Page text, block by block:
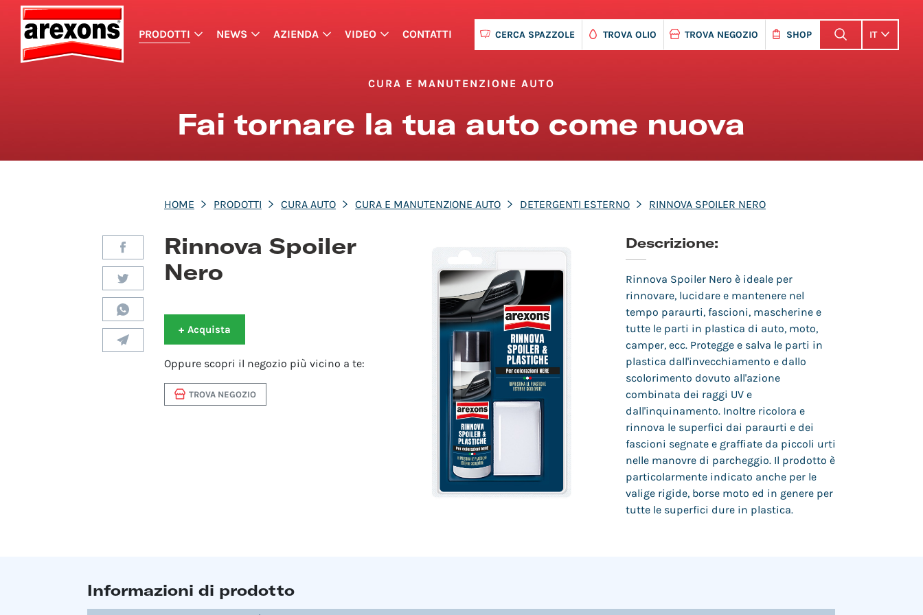
PRODOTTI NEWS AZIENDA VIDEO CONTATTI CERCA SPAZZOLE TROVA OLIO TROVA NEGOZIO SHOP IT
CURA E MANUTENZIONE AUTO
Fai tornare la tua auto come nuova
HOME PRODOTTI CURA AUTO CURA E MANUTENZIONE AUTO DETERGENTI ESTERNO RINNOVA SPOILER NERO
Rinnova Spoiler
Nero
+ Acquista
Oppure scopri il negozio più vicino a te:
TROVA NEGOZIO
Descrizione:
Rinnova Spoiler Nero è ideale per
rinnovare, lucidare e mantenere nel
tempo paraurti, fascioni, mascherine e
tutte le parti in plastica di auto, moto,
camper, ecc. Protegge e salva le parti in
plastica dall'invecchiamento e dallo
scolorimento dovuto all'azione
combinata dei raggi UV e
dall'inquinamento. Inoltre ricolora e
rinnova le superfici dai paraurti e dei
fascioni segnate e graffiate da piccoli urti
nelle manovre di parcheggio. Il prodotto è
particolarmente indicato anche per le
valige rigide, borse moto ed in genere per
tutte le superfici dure in plastica.
Informazioni di prodotto